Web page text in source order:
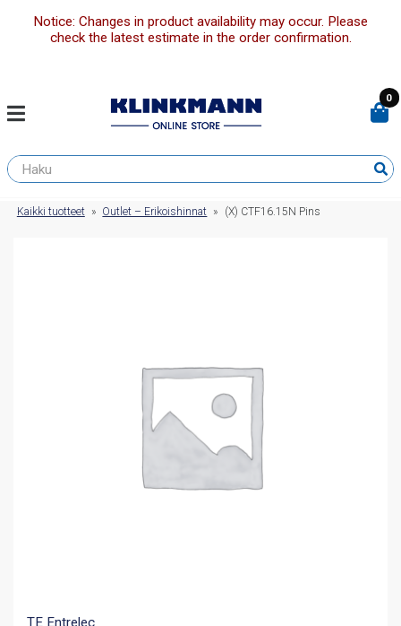
Notice: Changes in product availability may occur. Please
check the latest estimate in the order confirmation.
0
Kaikki tuotteet » Outlet – Erikoishinnat » (X) CTF16.15N Pins
TE Entrelec